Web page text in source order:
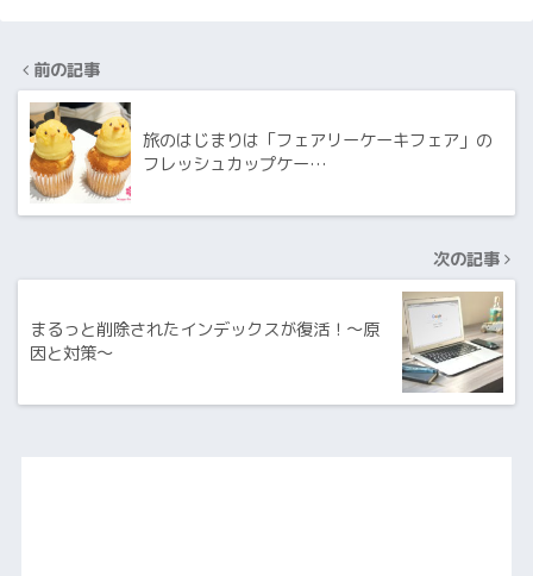
前の記事
旅のはじまりは「フェアリーケーキフェア」の
フレッシュカップケー…
次の記事
まるっと削除されたインデックスが復活！～原
因と対策～